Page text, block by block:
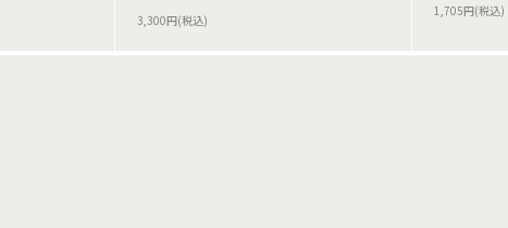
3,300円(税込)
1,705円(税込)